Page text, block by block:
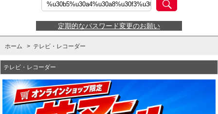
定期的なパスワード変更のお願い
ホーム > テレビ・レコーダー
テレビ・レコーダー